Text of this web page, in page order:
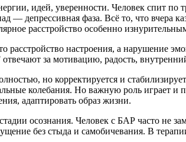
идей, уверенности. Человек спит по
— депрессивная фаза. Всё то, что
расстройство особенно
настроения, а нарушение
отвечают за мотивацию, радость,
но корректируется и
колебания. Но важную роль играет
адаптировать образ жизни.
осознания. Человек с БАР часто не
без стыда и самобичевания. В